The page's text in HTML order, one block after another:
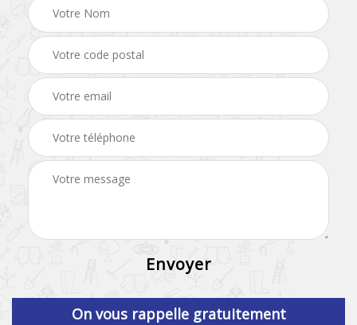
On vous rappelle gratuitement